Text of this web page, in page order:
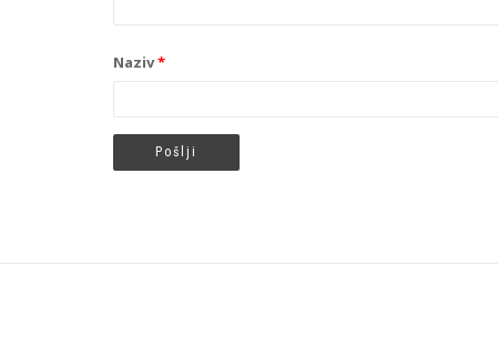
Naziv*